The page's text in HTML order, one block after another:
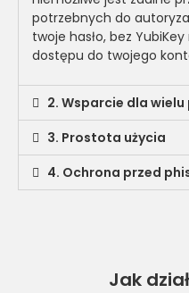
potrzebnych do
twoje hasło, bez
dostępu do twojego
2. Wsparcie dla
3. Prostota użycia
4. Ochrona przed
Jak